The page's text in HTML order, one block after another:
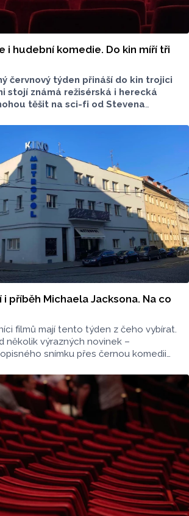
i hudební komedie. Do kin míří tři
červnový týden přináší do kin trojici
stojí známá režisérská i herecká
těšit na sci-fi od Stevena
Novinky představil filmový
multiplexu Premiere Cinemas Radek
Haná.
příběh Michaela Jacksona. Na co
filmů mají tento týden z čeho vybírat.
několik výrazných novinek –
snímku přes černou komedii
Jan Tománek z olomouckého kina